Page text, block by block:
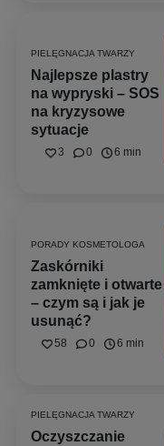
PIELĘGNACJA TWARZY
Najlepsze plastry
na wypryski – SOS
na kryzysowe
sytuacje
3 0 6 min
PORADY KOSMETOLOGA
Zaskórniki
zamknięte i otwarte
– czym są i jak je
usunąć?
58 0 6 min
PIELĘGNACJA TWARZY
Oczyszczanie